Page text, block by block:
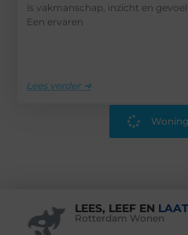
is vakmanschap, inzicht en
Een ervaren
Lees verder ➜
LEES, LEEF EN
Rotterdam Wonen